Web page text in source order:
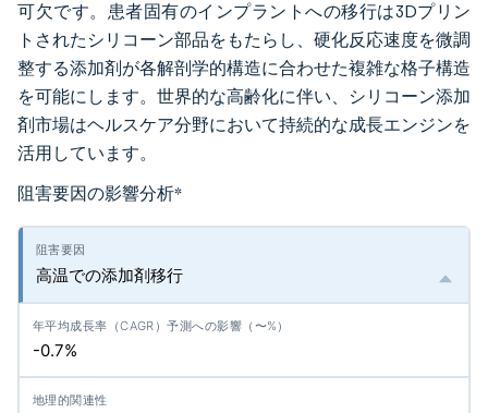
可欠です。患者固有のインプラントへの移行は3Dプリン
トされたシリコーン部品をもたらし、硬化反応速度を微調
整する添加剤が各解剖学的構造に合わせた複雑な格子構造
を可能にします。世界的な高齢化に伴い、シリコーン添加
剤市場はヘルスケア分野において持続的な成長エンジンを
活用しています。
阻害要因の影響分析*
高温での添加剤移行
-0.7%